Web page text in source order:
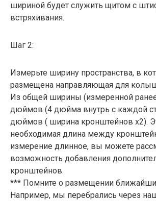
шириной будет служить щитом с
встряхивания.
Шаг 2:
Измерьте ширину пространства, в
размещена направляющая для
Из общей ширины (измеренной
дюймов (4 дюйма внутрь с каждой
дюймов ( ширина кронштейнов x2).
необходимая длина между
измерение длинное, вы можете
возможность добавления
кронштейнов.
*** Помните о размещении
Например, мы перебрались через